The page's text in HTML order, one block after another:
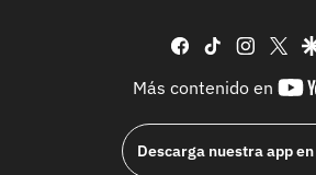
facebook
tiktok
Más contenido en
Descarga nuestra app en